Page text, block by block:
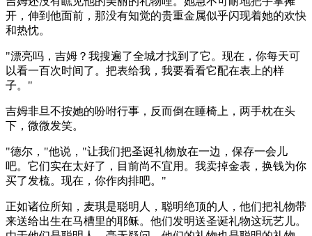
开，伸到他面前，那没有知觉的贵重金属似乎闪现着她的欢快
和热忱。
"漂亮吗，吉姆？我搜遍了全城才找到了它。现在，你每天可
以看一百次时间了。把表给我，我要看看它配在表上的样
子。"
吉姆非旦不按她的吩咐行事，反而倒在睡椅上，两手枕在头
下，微微发笑。
"德尔，"他说，"让我们把圣诞礼物放在一边，保存一会儿
吧。它们实在太好了，目前尚不宜用。我卖掉金表，换钱为你
买了发梳。现在，你作肉排吧。"
正如诸位所知，麦琪是聪明人，聪明绝顶的人，他们把礼物带
来送给出生在马槽里的耶稣。他们发明送圣诞礼物这玩艺儿。